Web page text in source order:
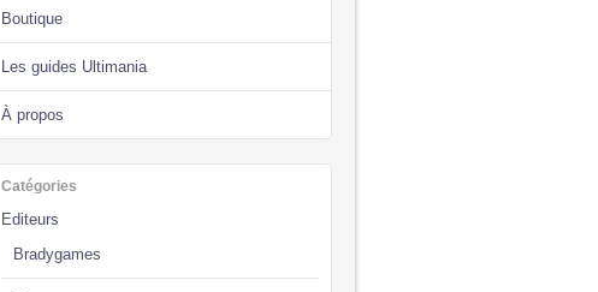
Boutique
Les guides Ultimania
À propos
Catégories
Editeurs
Bradygames